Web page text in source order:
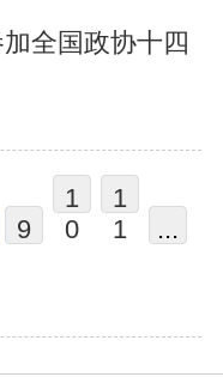
全国政协十四
9
1
0
1
1
...